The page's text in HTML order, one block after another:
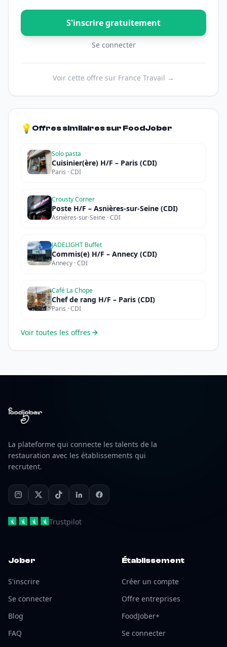
S'inscrire gratuitement
Se connecter
Voir cette offre sur France Travail →
💡 Offres similaires sur FoodJober
Solo pasta
Cuisinier(ère) H/F – Paris (CDI)
Paris · CDI
Crousty Corner
Poste H/F – Asnières-sur-Seine (CDI)
Asnières-sur-Seine · CDI
JADELIGHT Buffet
Commis(e) H/F – Annecy (CDI)
Annecy · CDI
Café La Chope
Chef de rang H/F – Paris (CDI)
Paris · CDI
Voir toutes les offres
La plateforme qui connecte les talents de la
restauration avec les établissements qui
recrutent.
Trustpilot
Jober
S'inscrire
Se connecter
Blog
FAQ
Établissement
Créer un compte
Offre entreprises
FoodJober+
Se connecter